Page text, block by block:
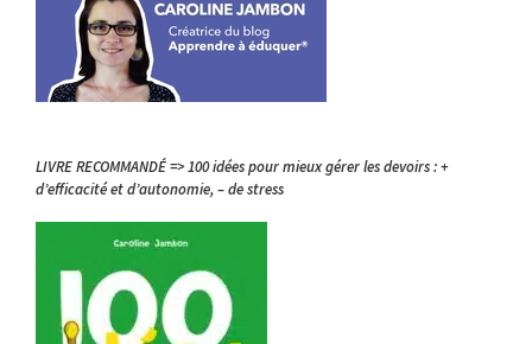
LIVRE RECOMMANDÉ => 100 idées pour mieux gérer les devoirs : +
d’efficacité et d’autonomie, – de stress